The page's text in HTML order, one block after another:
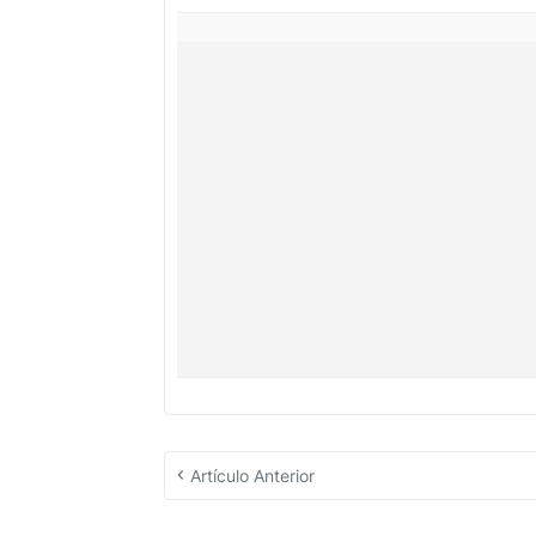
Artículo Anterior